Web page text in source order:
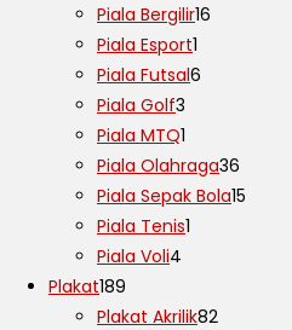
Piala Bergilir16
Piala Esport1
Piala Futsal6
Piala Golf3
Piala MTQ1
Piala Olahraga36
Piala Sepak Bola15
Piala Tenis1
Piala Voli4
Plakat189
Plakat Akrilik82